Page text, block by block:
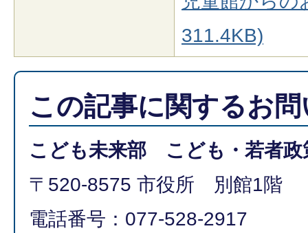
311.4KB)
この記事に関するお
こども未来部 こども・若者
〒520-8575 市役所 別館1階
電話番号：077-528-2917